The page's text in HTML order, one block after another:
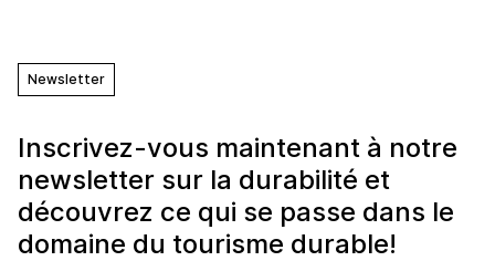
Newsletter
Inscrivez-vous maintenant à notre
newsletter sur la durabilité et
découvrez ce qui se passe dans le
domaine du tourisme durable!